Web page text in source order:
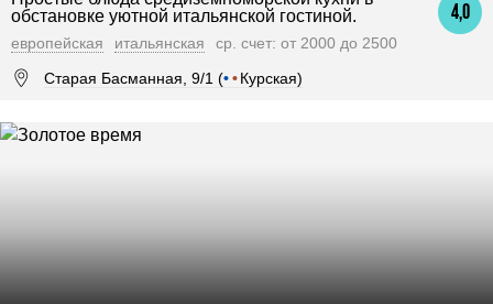
4,0
обстановке уютной итальянской гостиной.
европейская итальянская
ср. счет: от 2000 до 2500
Старая Басманная, 9/1 (•• Курская)